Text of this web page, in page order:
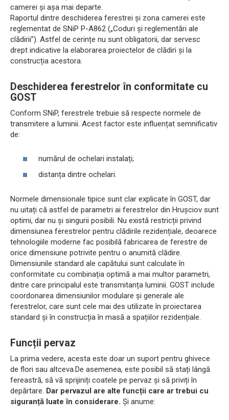
camerei și așa mai departe.
Raportul dintre deschiderea ferestrei și zona camerei este
reglementat de SNiP P-A862 („Coduri și reglementări ale
clădirii”). Astfel de cerințe nu sunt obligatorii, dar servesc
drept indicative la elaborarea proiectelor de clădiri și la
construcția acestora.
Deschiderea ferestrelor în conformitate cu
GOST
Conform SNiP, ferestrele trebuie să respecte normele de
transmitere a luminii. Acest factor este influențat semnificativ
de:
numărul de ochelari instalați;
distanța dintre ochelari.
Normele dimensionale tipice sunt clar explicate în GOST, dar
nu uitați că astfel de parametri ai ferestrelor din Hrușciov sunt
optimi, dar nu și singurii posibili. Nu există restricții privind
dimensiunea ferestrelor pentru clădirile rezidențiale, deoarece
tehnologiile moderne fac posibilă fabricarea de ferestre de
orice dimensiune potrivite pentru o anumită clădire.
Dimensiunile standard ale capătului sunt calculate în
conformitate cu combinația optimă a mai multor parametri,
dintre care principalul este transmitanța luminii. GOST include
coordonarea dimensiunilor modulare și generale ale
ferestrelor, care sunt cele mai des utilizate în proiectarea
standard și în construcția în masă a spațiilor rezidențiale.
Funcții pervaz
La prima vedere, acesta este doar un suport pentru ghivece
de flori sau altceva.De asemenea, este posibil să stați lângă
fereastră, să vă sprijiniți coatele pe pervaz și să priviți în
depărtare. Dar pervazul are alte funcții care ar trebui cu
siguranță luate în considerare. Și anume: